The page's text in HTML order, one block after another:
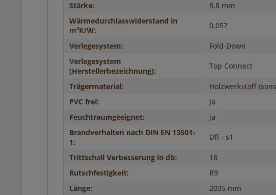
Stärke:
8,8 mm
Wärmedurchlasswiderstand in
m²K/W:
0,057
Verlegesystem:
Fold-Down
Verlegesystem
(Herstellerbezeichnung):
Top Connect
Trägermaterial:
Holzwerkstoff
PVC frei:
ja
Feuchtraumgeeignet:
ja
Brandverhalten nach DIN EN 13501-
1:
Dfl - s1
Trittschall Verbesserung in db:
18
Rutschfestigkeit:
R9
Länge:
2035 mm